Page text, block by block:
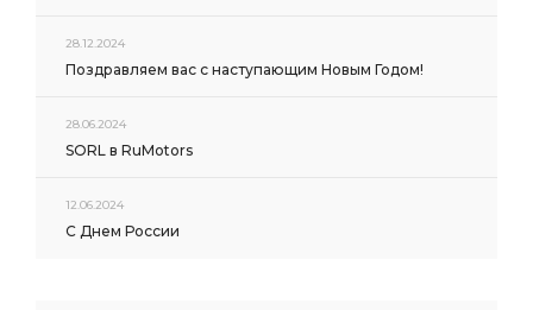
28.12.2024
Поздравляем вас с наступающим Новым Годом!
28.06.2024
SORL в RuMotors
12.06.2024
С Днем России